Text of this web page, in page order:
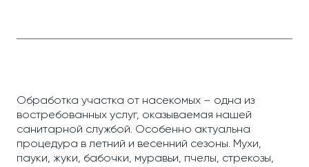
Обработка участка от насекомых – одна из
востребованных услуг, оказываемая нашей
санитарной службой. Особенно актуальна
процедура в летний и весенний сезоны. Мухи,
пауки, жуки, бабочки, муравьи, пчелы, стрекозы,